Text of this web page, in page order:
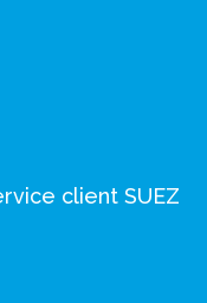
client SUEZ